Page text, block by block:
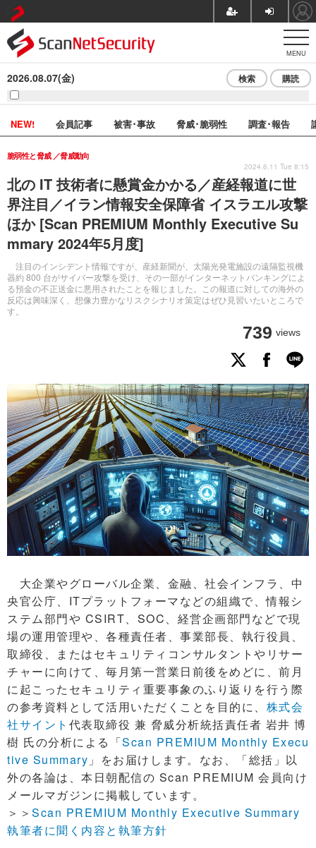
MENU
2026.08.07(金) 検索 購読
NEW! 会員記事 被害･事故 脅威･脆弱性 調査･報告
北の IT 技術者に懸賞金かかる／産経報道に世
界注目／イラン情報安全保障省 イスラエル攻撃
ほか [Scan PREMIUM Monthly Executive Su
mmary 2024年5月度]
注目のインシデント情報ですが、産経新聞が、太陽光発電施設の遠隔監視機
器約 800 台がサイバー攻撃を受け、その一部がインターネットバンキングによ
る預金の不正送金に悪用されたことを報じました。この報道に対しての海外の
反応は興味深く、想像力豊かなリスクシナリオ策定はぜひ見習いたいところで
す。
脆弱性と脅威 脅威動向
739 views
2024.6.11 Tue 8:15
大企業やグローバル企業、金融、社会インフラ、中
央官公庁、ITプラットフォーマなどの組織で、情報シ
ステム部門や CSIRT、SOC、経営企画部門などで現
場の運用管理や、各種責任者、事業部長、執行役員、
取締役、またはセキュリティコンサルタントやリサー
チャーに向けて、毎月第一営業日前後をめどに、前月
に起こったセキュリティ重要事象のふり返りを行う際
の参考資料として活用いただくことを目的に、 株式会
社サイント 代表取締役 兼 脅威分析統括責任者 岩井 博
樹 氏の分析による「Scan PREMIUM Monthly Execu
tive Summary 」をお届けします。なお、「総括」以
外の各論は、本日朝配信の Scan PREMIUM 会員向け
メールマガジンに掲載しています。
＞＞ Scan PREMIUM Monthly Executive Summary
執筆者に聞く内容と執筆方針